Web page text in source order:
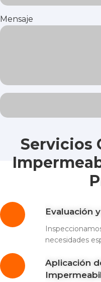
Mensaje
Servicios
Evaluación
necesidades
Aplicación